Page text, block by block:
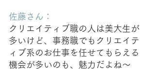
佐藤さん：
クリエイティブ職の人は美大生が
多いけど、事務職でもクリエイテ
ィブ系のお仕事を任せてもらえる
機会が多いのも、魅力だよね〜